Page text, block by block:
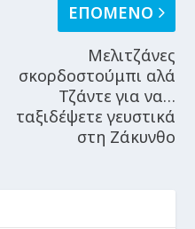
ΕΠΟΜΕΝΟ
Mελιτζάνες
σκορδοστούμπι αλά
Τζάντε για να…
ταξιδέψετε γευστικά
στη Ζάκυνθο